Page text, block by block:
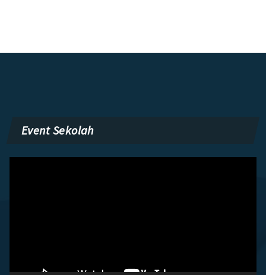
Event Sekolah